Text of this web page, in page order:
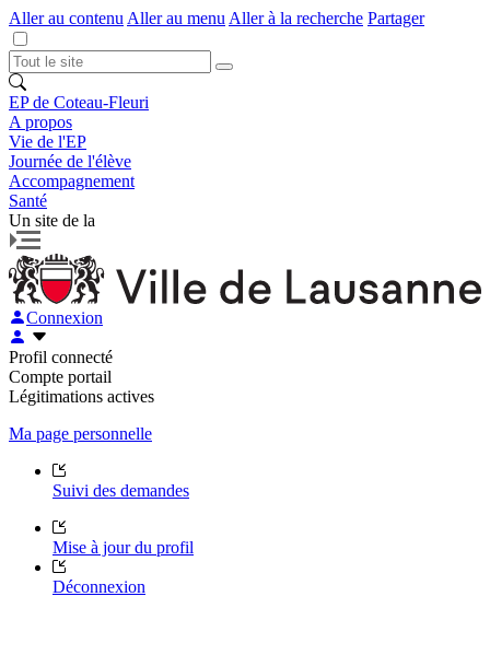
Aller au contenu Aller au menu Aller à la recherche Partager
EP de Coteau-Fleuri
A propos
Vie de l'EP
Journée de l'élève
Accompagnement
Santé
Un site de la
Connexion
Profil connecté
Compte portail
Légitimations actives
Ma page personnelle
Suivi des demandes
Mise à jour du profil
Déconnexion